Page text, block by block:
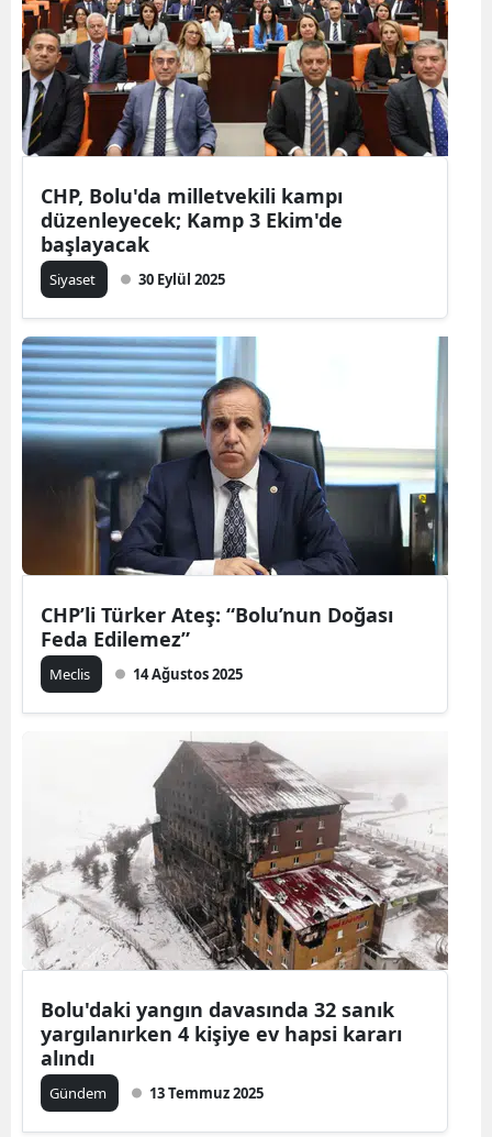
CHP, Bolu'da milletvekili kampı
düzenleyecek; Kamp 3 Ekim'de
başlayacak
Siyaset 30 Eylül 2025
CHP’li Türker Ateş: “Bolu’nun Doğası
Feda Edilemez”
Meclis 14 Ağustos 2025
Bolu'daki yangın davasında 32 sanık
yargılanırken 4 kişiye ev hapsi kararı
alındı
Gündem 13 Temmuz 2025